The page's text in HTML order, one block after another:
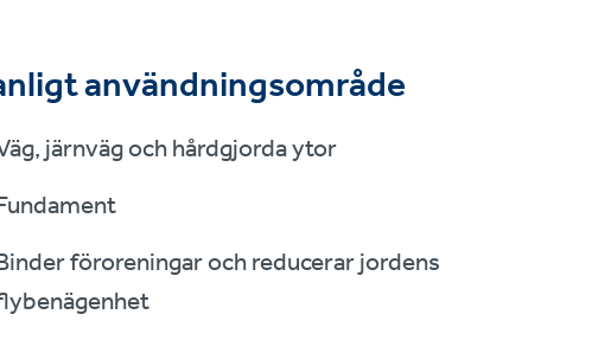
användningsområde
järnväg och hårdgjorda ytor
föroreningar och reducerar jordens